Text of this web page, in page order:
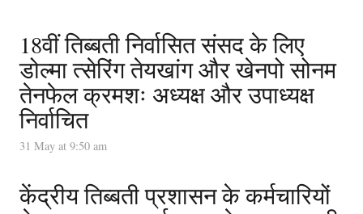
18वीं तिब्बती निर्वासित संसद के लिए
डोल्मा त्सेरिंग तेयखांग और खेनपो सोनम
तेनफेल क्रमशः अध्यक्ष और उपाध्यक्ष
निर्वाचित
31 May at 9:50 am
केंद्रीय तिब्बती प्रशासन के कर्मचारियों